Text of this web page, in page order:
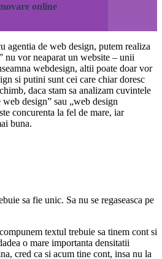
online
agentia de web design, putem realiza
nu vor neaparat un website – unii
webdesign, altii poate doar vor
si putini sunt cei care chiar doresc
daca stam sa analizam cuvintele
design” sau „web design
concurenta la fel de mare, iar
buna.
sa fie unic. Sa nu se regaseasca pe
textul trebuie sa tinem cont si
o mare importanta densitatii
cred ca si acum tine cont, insa nu la